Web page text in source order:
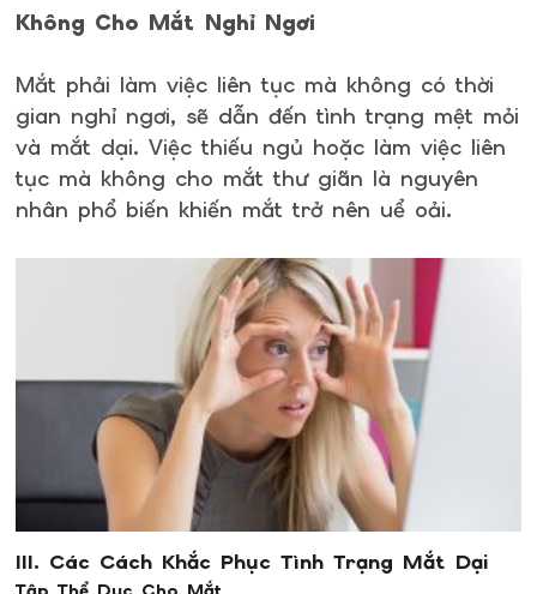
Không Cho Mắt Nghỉ Ngơi
Mắt phải làm việc liên tục mà không có thời
gian nghỉ ngơi, sẽ dẫn đến tình trạng mệt mỏi
và mắt dại. Việc thiếu ngủ hoặc làm việc liên
tục mà không cho mắt thư giãn là nguyên
nhân phổ biến khiến mắt trở nên uể oải.
III. Các Cách Khắc Phục Tình Trạng Mắt Dại